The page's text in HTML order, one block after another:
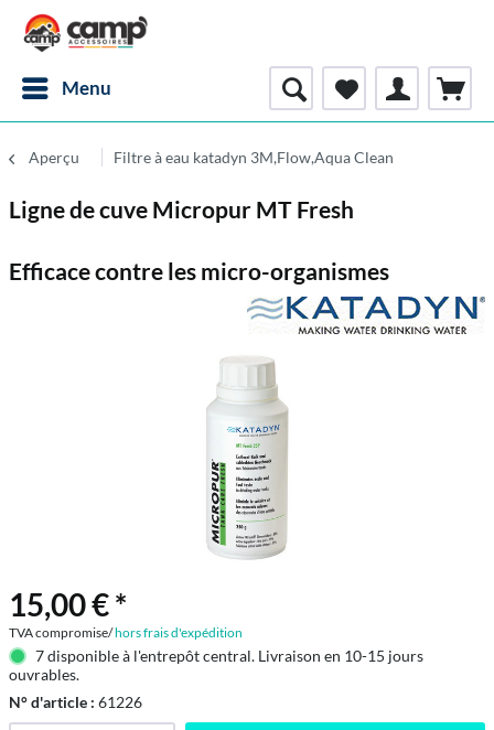
Menu
Aperçu Filtre à eau katadyn 3M,Flow,Aqua Clean
Ligne de cuve Micropur MT Fresh
Efficace contre les micro-organismes
15,00 € *
TVA compromise/hors frais d'expédition
7 disponible à l'entrepôt central. Livraison en 10-15 jours
ouvrables.
N° d'article : 61226